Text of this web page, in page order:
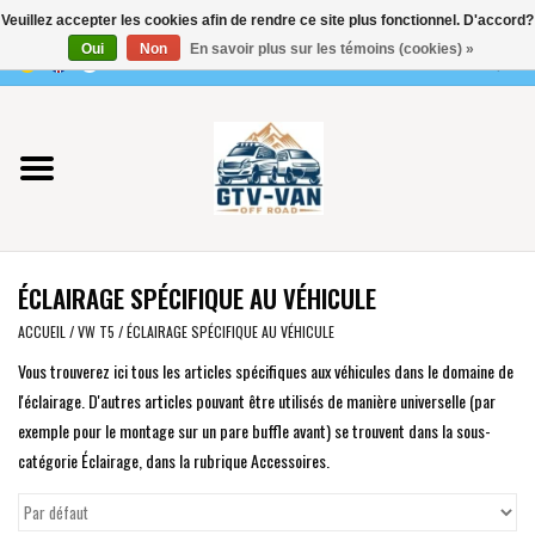
0 Articles - €0,00
Utilisez
les
flèches
haut
et
bas
pour
résultat
disponible.
Appuyez
sur
Entrée
Vito / classe V - 447
Viano /Vito 639
VW T7 2025
VW T6
VW T5
VW CRAFTER / MAN TGE
ÉCLAIRAGE SPÉCIFIQUE AU VÉHICULE
ACCUEIL /VW T5 /ÉCLAIRAGE SPÉCIFIQUE AU VÉHICULE
Vous trouverez ici tous les articles spécifiques aux véhicules dans le domaine de
l'éclairage. D'autres articles pouvant être utilisés de manière universelle (par
exemple pour le montage sur un pare buffle avant) se trouvent dans la sous-
catégorie Éclairage, dans la rubrique Accessoires.
Veuillez accepter les cookies afin de rendre ce site plus fonctionnel. D'accord?
Oui
Non En savoir plus sur les témoins (cookies) »